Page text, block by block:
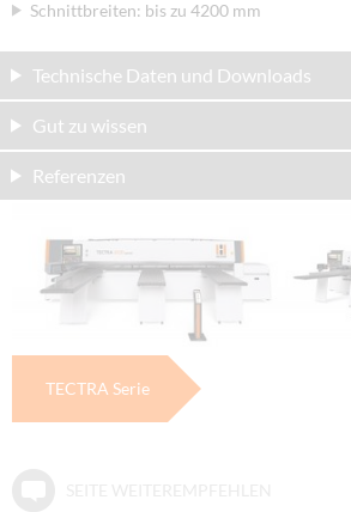
Schnittbreiten: bis zu 4200 mm
Technische Daten und Downloads
Gut zu wissen
Referenzen
TECTRA Serie